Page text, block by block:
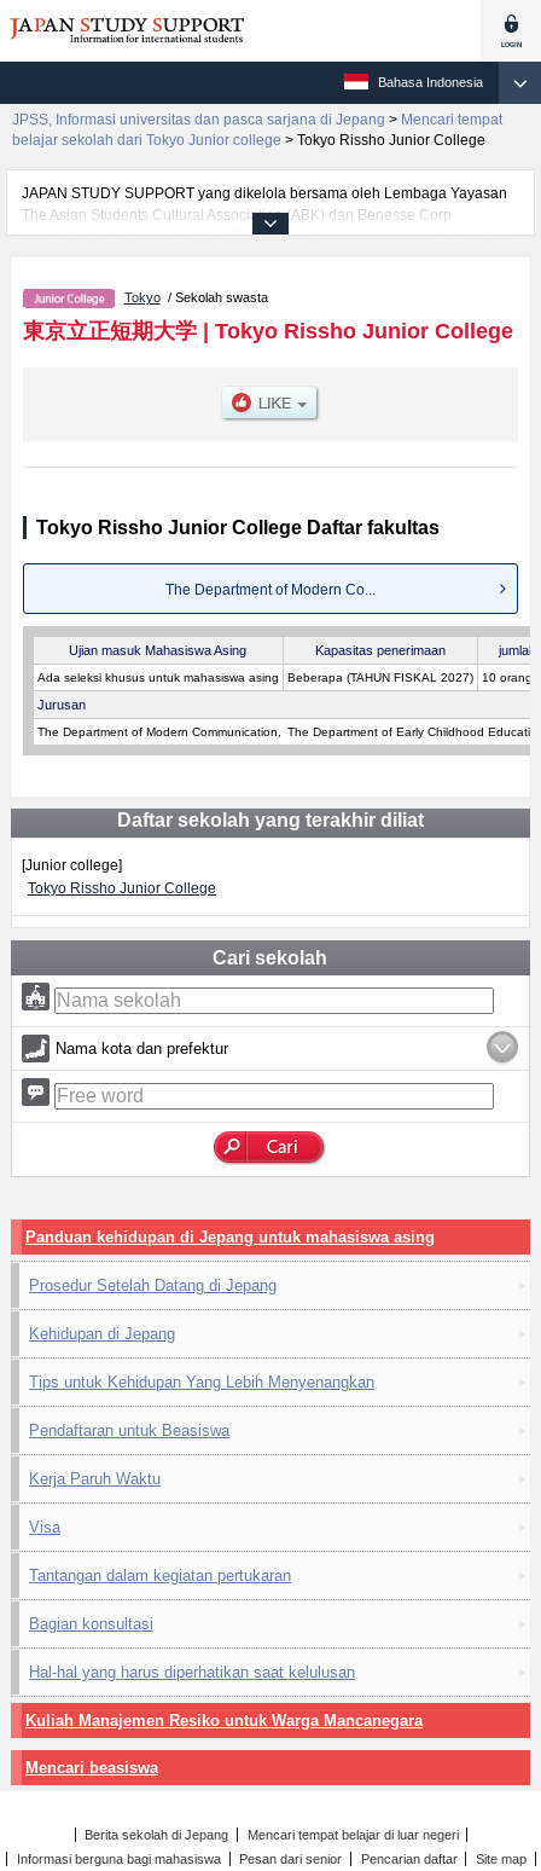
Bahasa Indonesia
JPSS, Informasi universitas dan pasca sarjana di Jepang > Mencari tempat
belajar sekolah dari Tokyo Junior college > Tokyo Rissho Junior College
JAPAN STUDY SUPPORT yang dikelola bersama oleh Lembaga Yayasan
The Asian Students Cultural Association (ABK) dan Benesse Corp.
menyediakan informasi sekitar 1300 universitas, pascasarjana, universitas
informasi per fakultas seperti Fakultas The Department of Modern
Communication, serta berbagai informasi yang berguna bagi mahasiswa(i)
mancanegara seperti kuota untuk jumlah pendaftar dan jumlah kelulusan
prasarana kampus, akses jalan, dan lainnya. Silakan memanfaatkannya.
Tokyo/ Sekolah swasta
東京立正短期大学| Tokyo Rissho Junior College
Tokyo Rissho Junior College Daftar fakultas
The Department of Modern Co...
Ujian masuk Mahasiswa Asing Kapasitas penerimaan jumlah
Ada seleksi khusus untuk mahasiswa asing Beberapa (TAHUN FISKAL 2027) 10 orang
Jurusan
The Department of Modern Communication The Department of Early Childhood
Daftar sekolah yang terakhir diliat
[Junior college]
Tokyo Rissho Junior College
Cari sekolah
Nama kota dan prefektur
Panduan kehidupan di Jepang untuk mahasiswa asing
Prosedur Setelah Datang di Jepang
Kehidupan di Jepang
Tips untuk Kehidupan Yang Lebih Menyenangkan
Pendaftaran untuk Beasiswa
Kerja Paruh Waktu
Visa
Tantangan dalam kegiatan pertukaran
Bagian konsultasi
Hal-hal yang harus diperhatikan saat kelulusan
Kuliah Manajemen Resiko untuk Warga Mancanegara
Mencari beasiswa
Berita sekolah di Jepang
Mencari tempat belajar di luar negeri
Informasi berguna bagi mahasiswa
Pesan dari senior Pencarian daftar
Site map